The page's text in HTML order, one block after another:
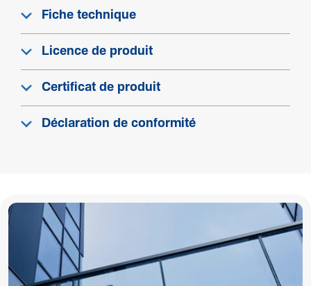
Fiche technique
Licence de produit
Certificat de produit
Déclaration de conformité